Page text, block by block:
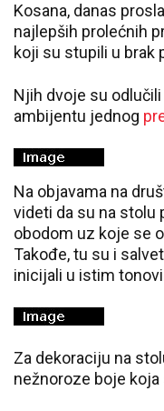
Kosana, danas
najlepših prolećnih
koji su stupili u brak
Njih dvoje su
ambijentu jednog
Na objavama na
videti da su na stolu
obodom uz koje se
Takođe, tu su i
inicijali u istim
Za dekoraciju na
nežnoroze boje koja